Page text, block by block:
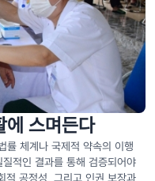
에 스며든다
체계나 국제적 약속의 이행
적인 결과를 통해 검증되어야
적 공정성, 그리고 인권 보장과